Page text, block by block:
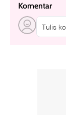
Komentar
Tulis